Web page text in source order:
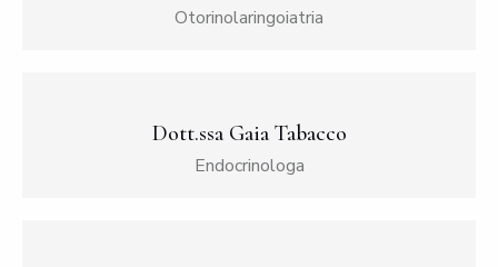
Otorinolaringoiatria
Dott.ssa Gaia Tabacco
Endocrinologa